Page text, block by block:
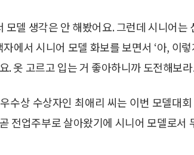
모델 생각은 안 해봤어요. 그런데 시니어
자에서 시니어 모델 화보를 보면서 ‘아, 이
. 옷 고르고 입는 거 좋아하니까 도전해보라
수상 수상자인 최애리 씨는 이번 모델대
전업주부로 살아왔기에 시니어 모델로서